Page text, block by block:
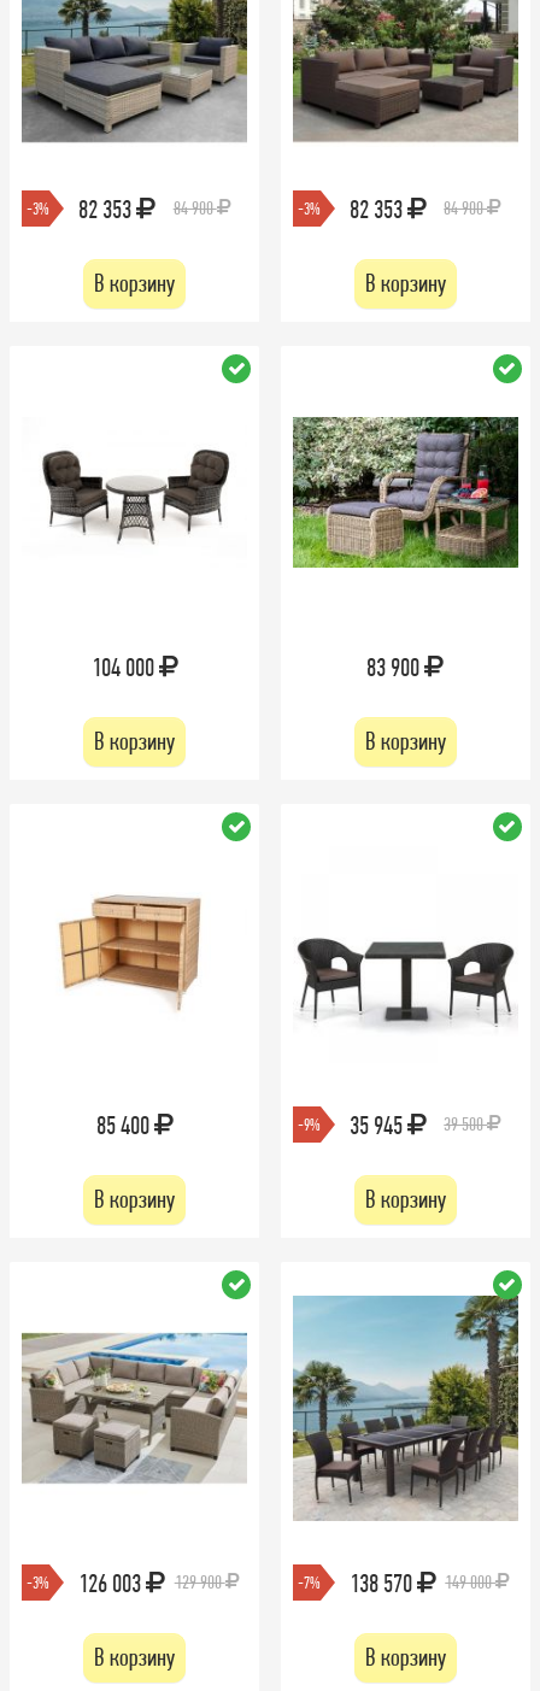
-3% 82 353 84 900
В корзину
-3% 82 353 84 900
В корзину
104 000
В корзину
83 900
В корзину
85 400
В корзину
-9% 35 945 39 500
В корзину
-3% 126 003 129 900
В корзину
-7% 138 570 149 000
В корзину